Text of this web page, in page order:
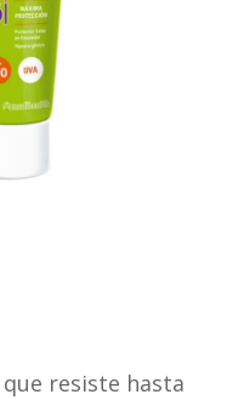
resiste hasta